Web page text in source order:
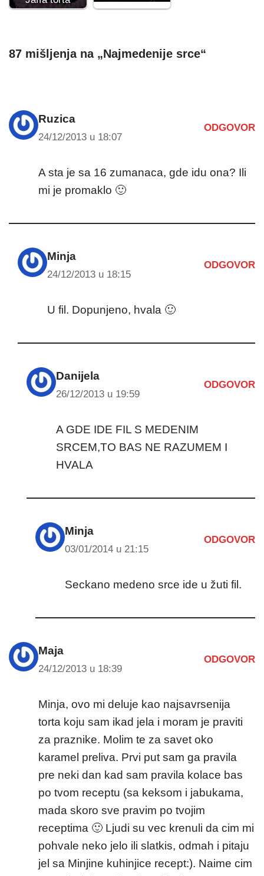
87 mišljenja na „Najmedenije srce“
Ruzica
24/12/2013 u 18:07
ODGOVOR
A sta je sa 16 zumanaca, gde idu ona? Ili
mi je promaklo 🙂
Minja
24/12/2013 u 18:15
ODGOVOR
U fil. Dopunjeno, hvala 🙂
Danijela
26/12/2013 u 19:59
ODGOVOR
A GDE IDE FIL S MEDENIM
SRCEM,TO BAS NE RAZUMEM I
HVALA
Minja
03/01/2014 u 21:15
ODGOVOR
Seckano medeno srce ide u žuti fil.
Maja
24/12/2013 u 18:39
ODGOVOR
Minja, ovo mi deluje kao najsavrsenija
torta koju sam ikad jela i moram je praviti
za praznike. Molim te za savet oko
karamel preliva. Prvi put sam ga pravila
pre neki dan kad sam pravila kolace bas
po tvom receptu (sa keksom i jabukama,
mada skoro sve pravim po tvojim
receptima 🙂 Ljudi su vec krenuli da cim mi
pohvale neko jelo ili slatkis, odmah i pitaju
jel sa Minjine kuhinjice recept:). Naime cim